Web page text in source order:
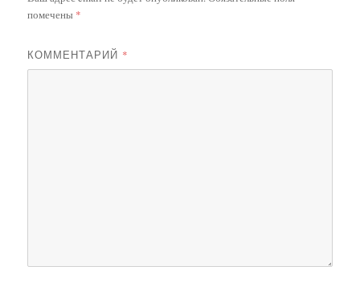
помечены *
КОММЕНТАРИЙ *